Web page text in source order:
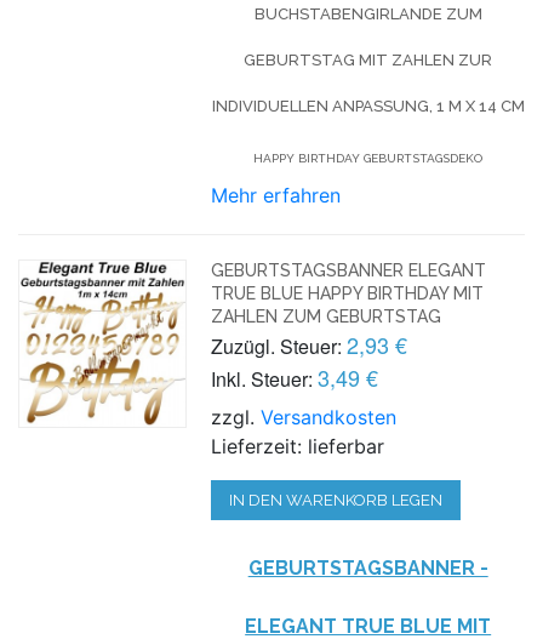
BUCHSTABENGIRLANDE ZUM
GEBURTSTAG MIT ZAHLEN ZUR
INDIVIDUELLEN ANPASSUNG, 1 M X 14 CM
HAPPY BIRTHDAY GEBURTSTAGSDEKO
Mehr erfahren
GEBURTSTAGSBANNER ELEGANT
TRUE BLUE HAPPY BIRTHDAY MIT
ZAHLEN ZUM GEBURTSTAG
Zuzügl. Steuer: 2,93 €
Inkl. Steuer: 3,49 €
zzgl.Versandkosten
Lieferzeit: lieferbar
IN DEN WARENKORB LEGEN
GEBURTSTAGSBANNER -
ELEGANT TRUE BLUE MIT